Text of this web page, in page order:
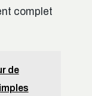
complet
de